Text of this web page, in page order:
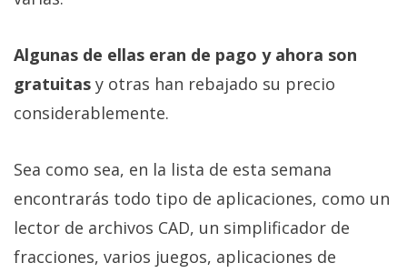
Algunas de ellas eran de pago y ahora son
gratuitas y otras han rebajado su precio
considerablemente.
Sea como sea, en la lista de esta semana
encontrarás todo tipo de aplicaciones, como un
lector de archivos CAD, un simplificador de
fracciones, varios juegos, aplicaciones de